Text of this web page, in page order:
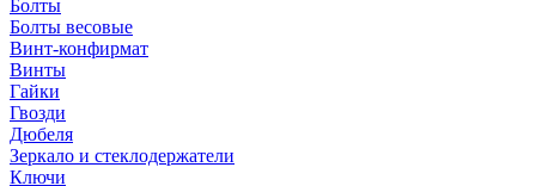
Болты
Болты весовые
Винт-конфирмат
Винты
Гайки
Гвозди
Дюбеля
Зеркало и стеклодержатели
Ключи